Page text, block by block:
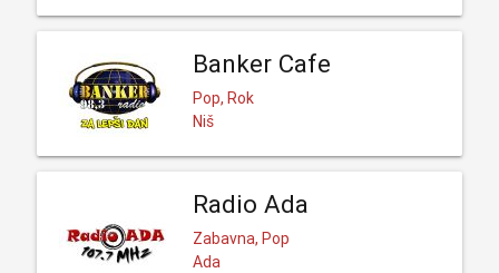
Banker Cafe
Pop, Rok
Niš
Radio Ada
Zabavna, Pop
Ada